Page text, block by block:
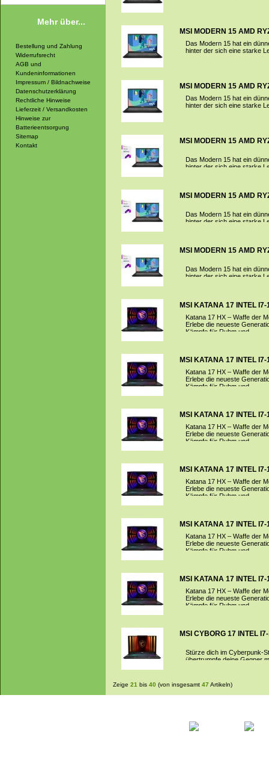
Mehr über...
Bestellung und Zahlung
Widerrufsrecht
AGB und
Kundeninformationen
Impressum / Bildnachweise
Datenschutzerklärung
Rechtliche Hinweise
Lieferzeit / Versandkosten
Hinweise zur
Batterieentsorgung
Sitemap
Kontakt
MSI MODERN 15 AMD
Das Modern 15 hat ein
hinter der sich eine starke
MSI MODERN 15 AMD
Das Modern 15 hat ein
hinter der sich eine starke
MSI MODERN 15 AMD
Das Modern 15 hat ein
hinter der sich eine starke
MSI MODERN 15 AMD
Das Modern 15 hat ein
hinter der sich eine starke
MSI MODERN 15 AMD
Das Modern 15 hat ein
hinter der sich eine starke
MSI KATANA 17 INTEL
Katana 17 HX – Waffe der
Erlebe die neueste
Kämpfe für Ruhm und...
MSI KATANA 17 INTEL
Katana 17 HX – Waffe der
Erlebe die neueste
Kämpfe für Ruhm und...
MSI KATANA 17 INTEL
Katana 17 HX – Waffe der
Erlebe die neueste
Kämpfe für Ruhm und...
MSI KATANA 17 INTEL
Katana 17 HX – Waffe der
Erlebe die neueste
Kämpfe für Ruhm und...
MSI KATANA 17 INTEL
Katana 17 HX – Waffe der
Erlebe die neueste
Kämpfe für Ruhm und...
MSI KATANA 17 INTEL
Katana 17 HX – Waffe der
Erlebe die neueste
Kämpfe für Ruhm und...
MSI CYBORG 17 INTEL
Stürze dich im Cyberpunk-
übertrumpfe deine Gegner
Zeige 21 bis 40 (von insgesamt 47 Artikeln)